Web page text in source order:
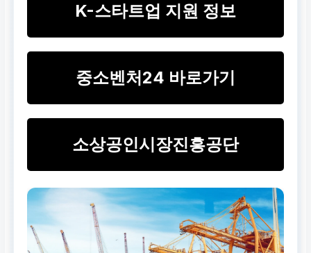
K-스타트업 지원 정보
중소벤처24 바로가기
소상공인시장진흥공단